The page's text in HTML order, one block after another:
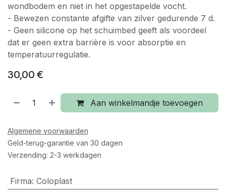
wondbodem en niet in het opgestapelde vocht.
- Bewezen constante afgifte van zilver gedurende 7 d.
- Geen silicone op het schuimbed geeft als voordeel
dat er geen extra barrière is voor absorptie en
temperatuurregulatie.
30,00 €
Aan winkelmandje toevoegen
Algemene voorwaarden
Geld-terug-garantie van 30 dagen
Verzending: 2-3 werkdagen
Firma: Coloplast